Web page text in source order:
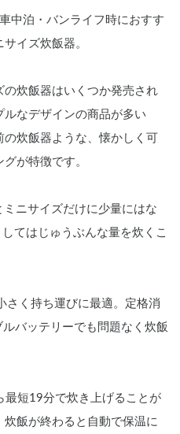
中泊・バンライフ時におすす
イズ炊飯器。
炊飯器はいくつか発売され
なデザインの商品が多い
炊飯器ような、懐かしく可
が特徴です。
ニサイズだけに少量にはな
てはじゅうぶんな量を炊くこ
く持ち運びに最適。定格消
バッテリーでも問題なく炊飯
短19分で炊き上げることが
飯が終わると自動で保温に